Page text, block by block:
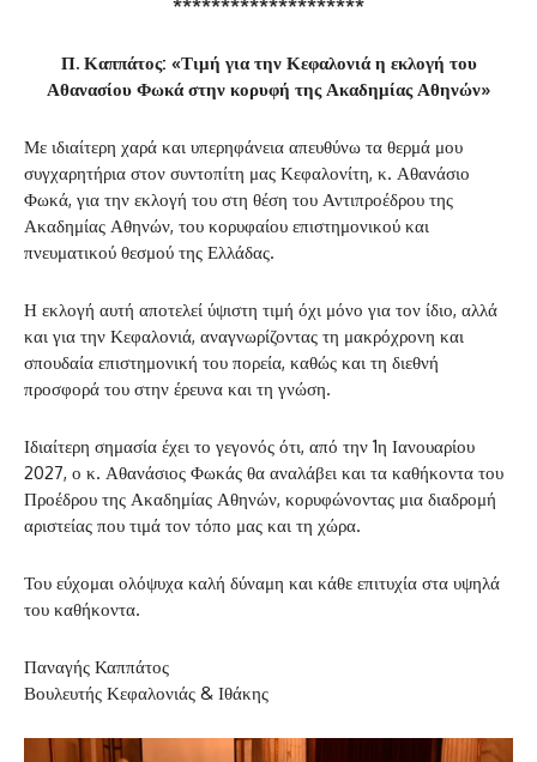
********************
Π. Καππάτος: «Τιμή για την Κεφαλονιά η εκλογή του
Αθανασίου Φωκά στην κορυφή της Ακαδημίας Αθηνών»
Με ιδιαίτερη χαρά και υπερηφάνεια απευθύνω τα θερμά μου
συγχαρητήρια στον συντοπίτη μας Κεφαλονίτη, κ. Αθανάσιο
Φωκά, για την εκλογή του στη θέση του Αντιπροέδρου της
Ακαδημίας Αθηνών, του κορυφαίου επιστημονικού και
πνευματικού θεσμού της Ελλάδας.
Η εκλογή αυτή αποτελεί ύψιστη τιμή όχι μόνο για τον ίδιο, αλλά
και για την Κεφαλονιά, αναγνωρίζοντας τη μακρόχρονη και
σπουδαία επιστημονική του πορεία, καθώς και τη διεθνή
προσφορά του στην έρευνα και τη γνώση.
Ιδιαίτερη σημασία έχει το γεγονός ότι, από την 1η Ιανουαρίου
2027, ο κ. Αθανάσιος Φωκάς θα αναλάβει και τα καθήκοντα του
Προέδρου της Ακαδημίας Αθηνών, κορυφώνοντας μια διαδρομή
αριστείας που τιμά τον τόπο μας και τη χώρα.
Του εύχομαι ολόψυχα καλή δύναμη και κάθε επιτυχία στα υψηλά
του καθήκοντα.
Παναγής Καππάτος
Βουλευτής Κεφαλονιάς & Ιθάκης